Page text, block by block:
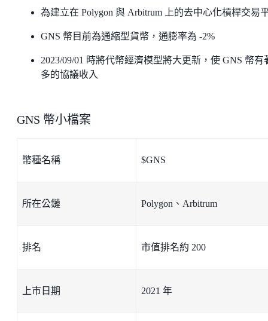
為建立在 Polygon 與 Arbitrum 上的去中心化槓桿交易
GNS 幣目前為通縮型貨幣，通膨率為 -2%
2023/09/01 時將代幣經濟模型將大更新，使 GNS 幣有
多的協議收入
GNS 幣小檔案
幣種名稱 $GNS
所在公鏈 Polygon、Arbitrum
排名 市值排名約 200
上市日期 2021 年